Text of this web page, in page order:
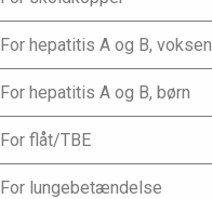
For hepatitis A og B, voksen
For hepatitis A og B, børn
For flåt/TBE
For lungebetændelse